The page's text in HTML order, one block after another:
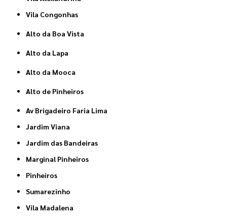
Vila Congonhas
Alto da Boa Vista
Alto da Lapa
Alto da Mooca
Alto de Pinheiros
Av Brigadeiro Faria Lima
Jardim Viana
Jardim das Bandeiras
Marginal Pinheiros
Pinheiros
Sumarezinho
Vila Madalena